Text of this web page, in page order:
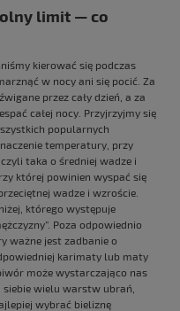
limit — co
kierować się podczas
w nocy ani się pocić. Za
przez cały dzień, a za
całej nocy. Przyjrzyjmy się
popularnych
temperatury, przy
taka o średniej wadze i
której powinien wyspać się
wadze i wzroście.
którego występuje
Poza odpowiednio
ważne jest zadbanie o
karimaty lub maty
może wystarczająco nas
siebie wielu warstw ubrań,
wybrać bieliznę